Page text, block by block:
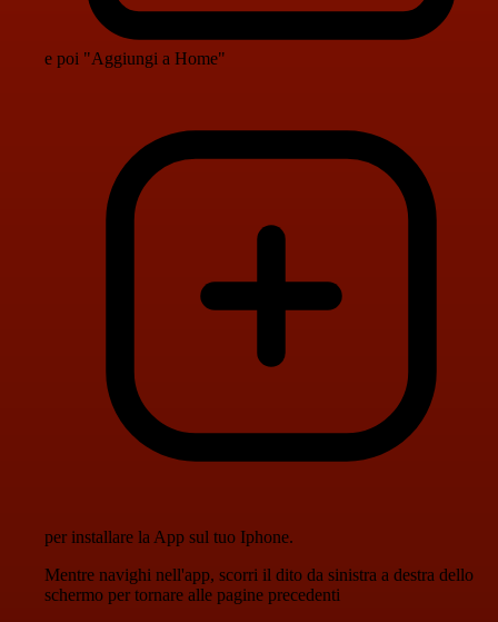
e poi "Aggiungi a Home"
per installare la App sul tuo Iphone.
Mentre navighi nell'app, scorri il dito da sinistra a destra dello
schermo per tornare alle pagine precedenti